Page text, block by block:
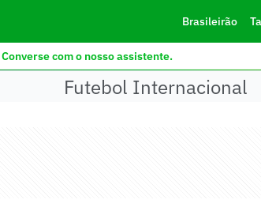
Brasileirão
Converse com o nosso assistente.
Futebol Internacional